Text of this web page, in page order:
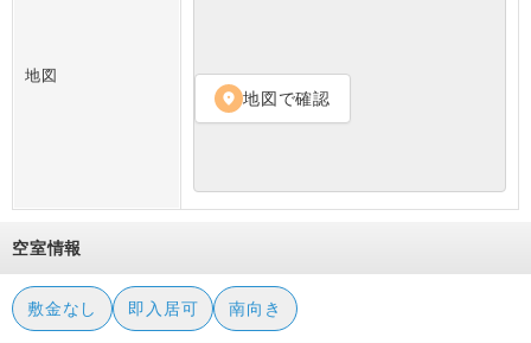
地図
location_on 地図で確認
空室情報
敷金なし 即入居可 南向き